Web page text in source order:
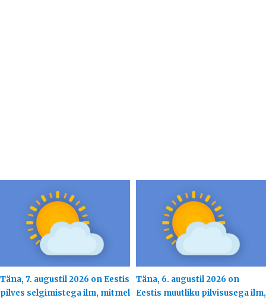
Täna, 7. augustil 2026 on Eestis
pilves selgimistega ilm, mitmel
Täna, 6. augustil 2026 on
Eestis muutliku pilvisusega ilm,